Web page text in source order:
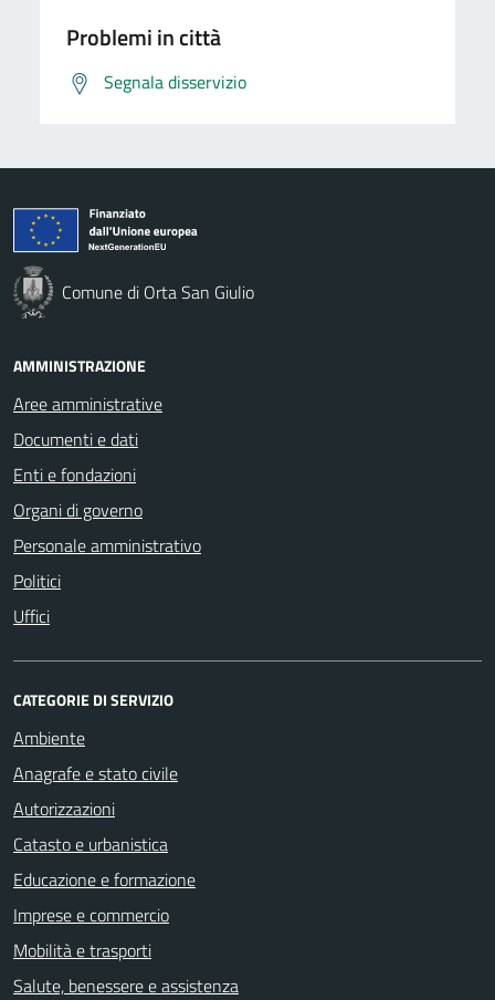
Problemi in città
Segnala disservizio
Comune di Orta San Giulio
AMMINISTRAZIONE
Aree amministrative
Documenti e dati
Enti e fondazioni
Organi di governo
Personale amministrativo
Politici
Uffici
CATEGORIE DI SERVIZIO
Ambiente
Anagrafe e stato civile
Autorizzazioni
Catasto e urbanistica
Educazione e formazione
Imprese e commercio
Mobilità e trasporti
Salute, benessere e assistenza